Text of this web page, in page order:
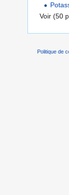
Voir (50
Politique de